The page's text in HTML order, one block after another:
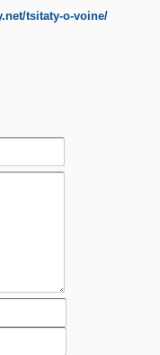
tsitaty-o-voine/